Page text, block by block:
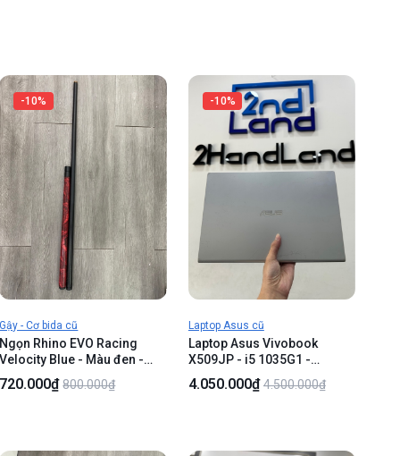
-10%
Gậy - Cơ bida cũ
Ngọn Rhino EVO Racing
Velocity Blue - Màu đen -
Ngoại hình 98% - Body
720.000₫800.000₫
-10%
Laptop Asus cũ
Laptop Asus Vivobook
X509JP - i5 1035G1 -
Geforce MX330 - Ram 12/
512GB SSD(94%) - Pin 59% -
4.050.000₫4.500.000₫